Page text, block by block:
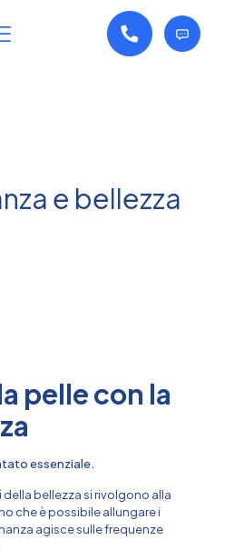
e bellezza
pelle con la
essenziale.
bellezza si rivolgono alla
che è possibile allungare i
agisce sulle frequenze